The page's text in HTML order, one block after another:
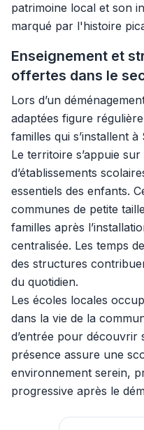
patrimoine local et son
marqué par l'histoire
Enseignement et
offertes dans le
Lors d’un
adaptées figure
familles qui s’installent à
Le territoire s’appuie
d’établissements
essentiels des enfants.
communes de petite
familles après
centralisée. Les temps
des structures
du quotidien.
Les écoles locales
dans la vie de la
d’entrée pour
présence assure une
environnement serein,
progressive après le